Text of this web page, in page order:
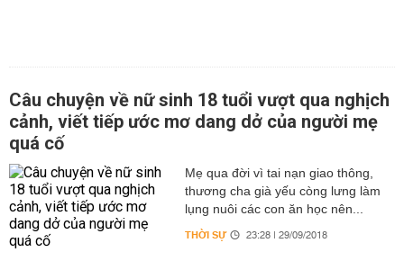
Câu chuyện về nữ sinh 18 tuổi vượt qua nghịch
cảnh, viết tiếp ước mơ dang dở của người mẹ
quá cố
Mẹ qua đời vì tai nạn giao thông,
thương cha già yếu còng lưng làm
lụng nuôi các con ăn học nên...
THỜI SỰ 23:28 | 29/09/2018